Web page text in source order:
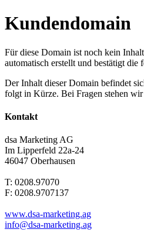
Kundendomain
Für diese Domain ist noch kein
automatisch erstellt und bestätigt die
Der Inhalt dieser Domain befindet
folgt in Kürze. Bei Fragen stehen
Kontakt
dsa Marketing AG
Im Lipperfeld 22a-24
46047 Oberhausen
T: 0208.97070
F: 0208.9707137
www.dsa-marketing.ag
info@dsa-marketing.ag